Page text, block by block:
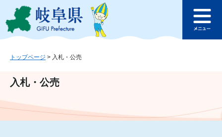
ジ
ュ
文
このページの本文へ
ュ
トップページ > 入札・公売
入札・公売